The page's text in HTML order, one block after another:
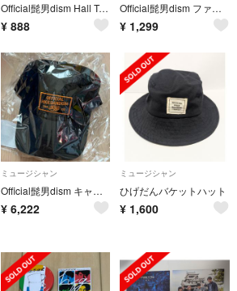
Official髭男dism Hall Travelersチケット&スマホポーチ
¥ 888
Official髭男dism ファンクラブ継続特典2026
¥ 1,299
ミュージシャン
Official髭男dism キャップ one-man tour 2026 帽子
¥ 6,222
ミュージシャン
ひげだんバケットハット
¥ 1,600